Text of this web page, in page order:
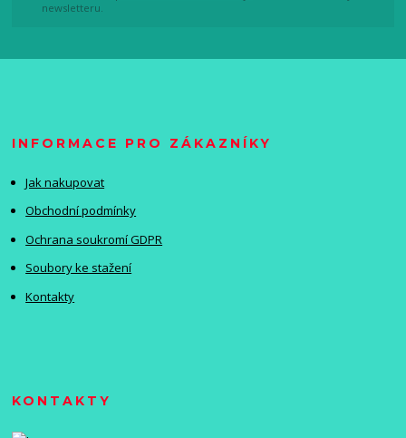
newsletteru.
INFORMACE PRO ZÁKAZNÍKY
Jak nakupovat
Obchodní podmínky
Ochrana soukromí GDPR
Soubory ke stažení
Kontakty
KONTAKTY